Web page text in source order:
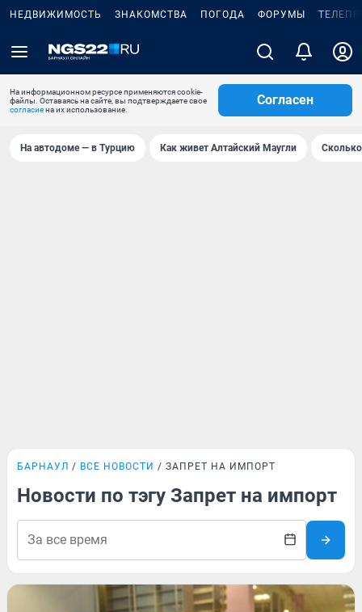
НЕДВИЖИМОСТЬ ЗНАКОМСТВА ПОГОДА ФОРУМЫ
На информационном ресурсе применяются cookie-
файлы. Оставаясь на сайте, вы подтверждаете свое
согласиена их использование.
Согласен
На автодоме — в Турцию Как живет Алтайский Маугли
БАРНАУЛ ВСЕ НОВОСТИ ЗАПРЕТ НА ИМПОРТ
Новости по тэгу Запрет на импорт